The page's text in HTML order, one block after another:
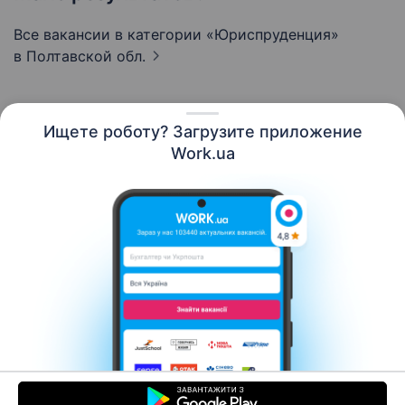
Ищете роботу? Загрузите приложение
Work.ua
Все вакансии в категории «Юриспруденция»
в Полтавской обл.
Контакты О нас
Карьера
Новости Work.ua
Помощь
Условия использования